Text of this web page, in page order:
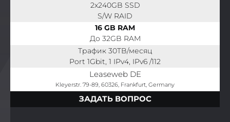
2x240GB SSD
S/W RAID
16 GB RAM
До 32GB RAM
Трафик 30TB/месяц
Port 1Gbit, 1 IPv4, IPv6 /112
Leaseweb DE
Kleyerstr. 79-89, 60326, Frankfurt, Germany
ЗАДАТЬ ВОПРОС